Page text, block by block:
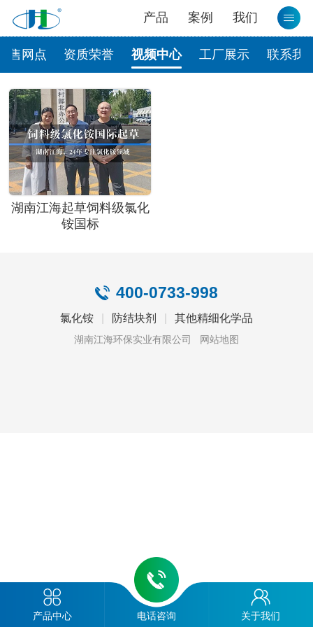
产品 案例 我们
售网点 资质荣誉 视频中心 工厂展示 联系我
湖南江海起草饲料级氯化
铵国标
400-0733-998
氯化铵 防结块剂 其他精细化学品
湖南江海环保实业有限公司 网站地图
产品中心 电话咨询 关于我们